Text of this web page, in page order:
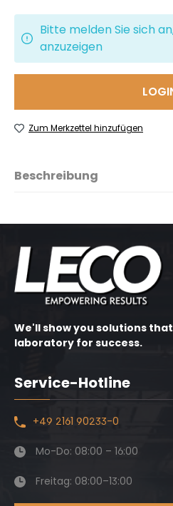
Bitte melden Sie sich
anzuzeigen
Zum Merkzettel hinzufügen
Beschreibung
We'll show you solutions
laboratory for success.
Service-Hotline
+49 2161 90233-0
Mo-Do: 08:00 – 16:00
Freitag: 08:00–13:00